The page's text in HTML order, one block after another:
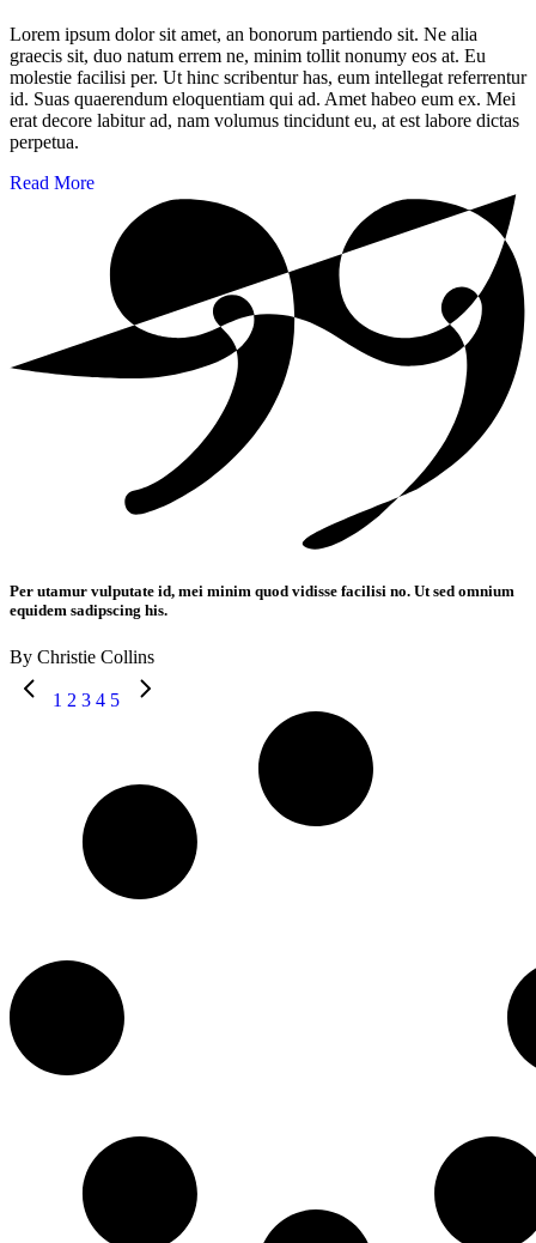
Lorem ipsum dolor sit amet, an bonorum partiendo sit. Ne alia
graecis sit, duo natum errem ne, minim tollit nonumy eos at. Eu
molestie facilisi per. Ut hinc scribentur has, eum intellegat referrentur
id. Suas quaerendum eloquentiam qui ad. Amet habeo eum ex. Mei
erat decore labitur ad, nam volumus tincidunt eu, at est labore dictas
perpetua.
Read More
Per utamur vulputate id, mei minim quod vidisse facilisi no. Ut sed omnium
equidem sadipscing his.
By Christie Collins
1 2 3 4 5